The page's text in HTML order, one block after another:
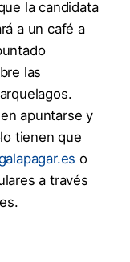
la candidata
a un café a
las
apuntarse y
tienen que
o
a través